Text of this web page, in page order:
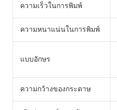
ความเร็วในการพิมพ์
ความหนาแน่นในการพิมพ์
แบบอักษร
ความกว้างของกระดาษ